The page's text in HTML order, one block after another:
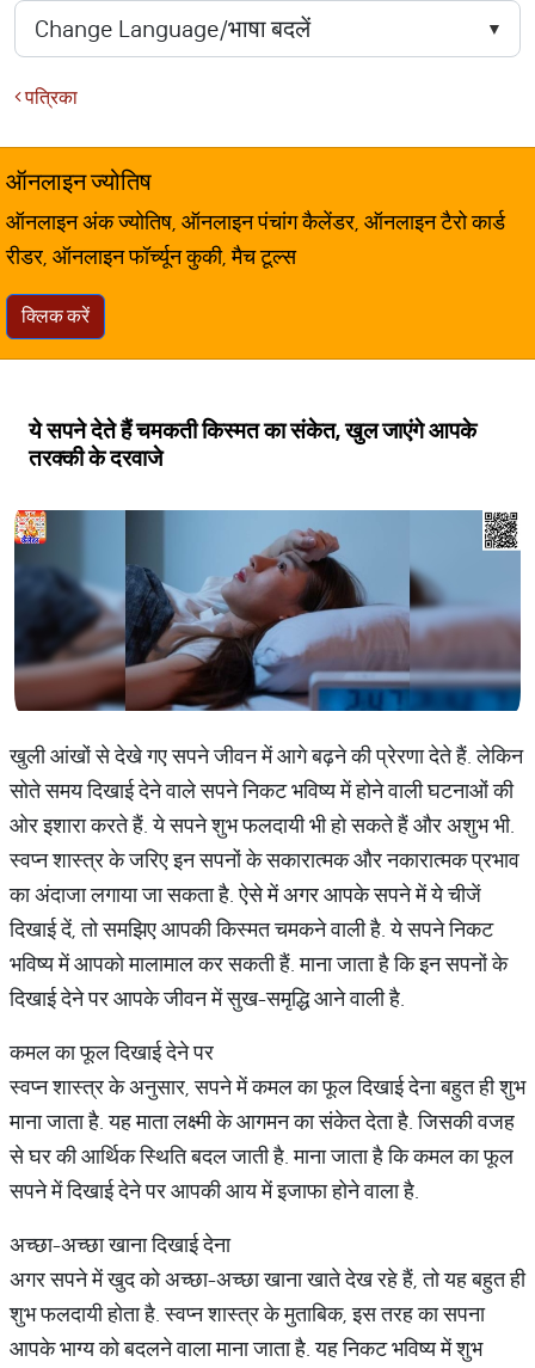
पत्रिका
ऑनलाइन ज्योतिष
ऑनलाइन अंक ज्योतिष, ऑनलाइन पंचांग कैलेंडर, ऑनलाइन टैरो कार्ड
रीडर, ऑनलाइन फॉर्च्यून कुकी, मैच टूल्स
क्लिक करें
ये सपने देते हैं चमकती किस्मत का संकेत, खुल जाएंगे आपके
तरक्की के दरवाजे
खुली आंखों से देखे गए सपने जीवन में आगे बढ़ने की प्रेरणा देते हैं. लेकिन
सोते समय दिखाई देने वाले सपने निकट भविष्य में होने वाली घटनाओं की
ओर इशारा करते हैं. ये सपने शुभ फलदायी भी हो सकते हैं और अशुभ भी.
स्वप्न शास्त्र के जरिए इन सपनों के सकारात्मक और नकारात्मक प्रभाव
का अंदाजा लगाया जा सकता है. ऐसे में अगर आपके सपने में ये चीजें
दिखाई दें, तो समझिए आपकी किस्मत चमकने वाली है. ये सपने निकट
भविष्य में आपको मालामाल कर सकती हैं. माना जाता है कि इन सपनों के
दिखाई देने पर आपके जीवन में सुख-समृद्धि आने वाली है.
कमल का फूल दिखाई देने पर
स्वप्न शास्त्र के अनुसार, सपने में कमल का फूल दिखाई देना बहुत ही शुभ
माना जाता है. यह माता लक्ष्मी के आगमन का संकेत देता है. जिसकी वजह
से घर की आर्थिक स्थिति बदल जाती है. माना जाता है कि कमल का फूल
सपने में दिखाई देने पर आपकी आय में इजाफा होने वाला है.
अच्छा-अच्छा खाना दिखाई देना
अगर सपने में खुद को अच्छा-अच्छा खाना खाते देख रहे हैं, तो यह बहुत ही
शुभ फलदायी होता है. स्वप्न शास्त्र के मुताबिक, इस तरह का सपना
आपके भाग्य को बदलने वाला माना जाता है. यह निकट भविष्य में शुभ